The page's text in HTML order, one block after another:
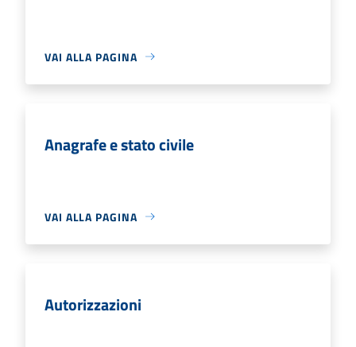
VAI ALLA PAGINA
Anagrafe e stato civile
VAI ALLA PAGINA
Autorizzazioni